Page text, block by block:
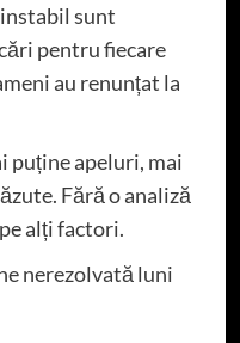
sunt
pentru fiecare
au renunțat la
puține apeluri, mai
Fără o analiză
alți factori.
nerezolvată luni